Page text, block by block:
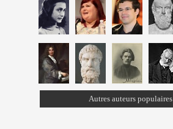
Autres auteurs populaires